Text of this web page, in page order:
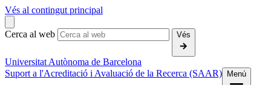
Vés al contingut principal
Cerca al web Vés
Universitat Autònoma de Barcelona
Suport a l'Acreditació i Avaluació de la Recerca (SAAR)
Menú